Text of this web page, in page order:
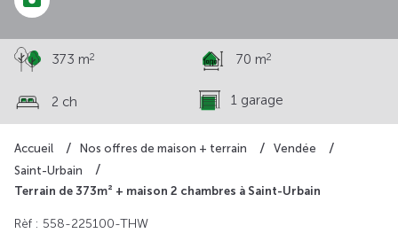
Accueil Nos offres de maison + terrain
Vendée
Saint-Urbain
Terrain de 373m² + maison 2 chambres à Saint-Urbain
373 m2 70 m2
2 ch 1 garage
Rèf : 558-225100-THW